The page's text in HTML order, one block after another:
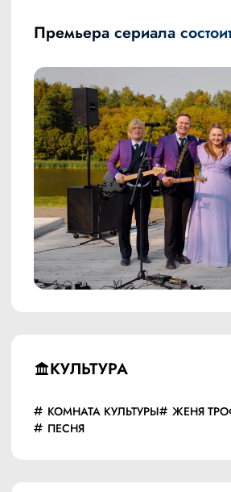
КУЛЬТУРА
КОМНАТА КУЛЬТУРЫ ЖЕНЯ
ПЕСНЯ
Премьера сериала